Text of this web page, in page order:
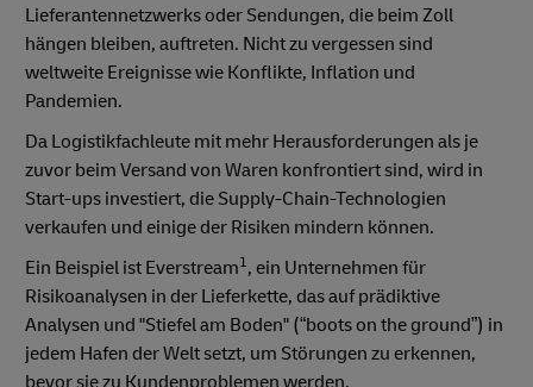
Lieferantennetzwerks oder Sendungen, die beim Zoll
hängen bleiben, auftreten. Nicht zu vergessen sind
weltweite Ereignisse wie Konflikte, Inflation und
Pandemien.
Da Logistikfachleute mit mehr Herausforderungen als je
zuvor beim Versand von Waren konfrontiert sind, wird in
Start-ups investiert, die Supply-Chain-Technologien
verkaufen und einige der Risiken mindern können.
Ein Beispiel ist Everstream1, ein Unternehmen für
Risikoanalysen in der Lieferkette, das auf prädiktive
Analysen und "Stiefel am Boden" (“boots on the ground”) in
jedem Hafen der Welt setzt, um Störungen zu erkennen,
bevor sie zu Kundenproblemen werden.